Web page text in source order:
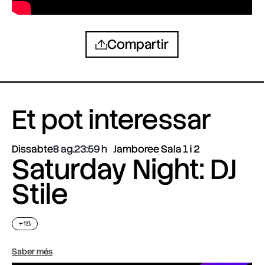
Compartir
Et pot interessar
Dissabte8 ag.23:59 Jamboree Sala 1 i 2
Saturday Night: DJ
Stile
+18
Saber més